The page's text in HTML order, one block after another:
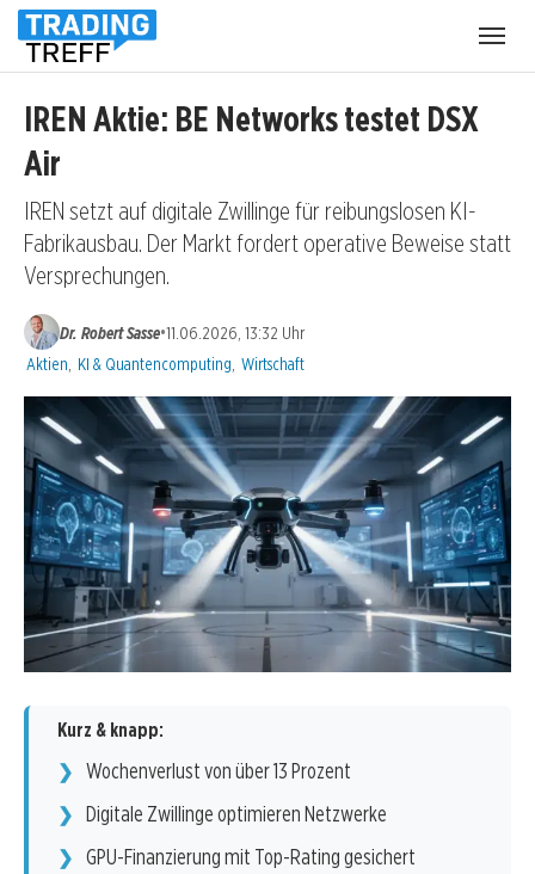
IREN Aktie: BE Networks testet DSX
Air
IREN setzt auf digitale Zwillinge für reibungslosen KI-
Fabrikausbau. Der Markt fordert operative Beweise statt
Versprechungen.
Dr. Robert Sasse•11.06.2026, 13:32 Uhr
Kategorien:
Aktien KI & Quantencomputing Wirtschaft
Kurz & knapp:
Wochenverlust von über 13 Prozent
Digitale Zwillinge optimieren Netzwerke
GPU-Finanzierung mit Top-Rating gesichert